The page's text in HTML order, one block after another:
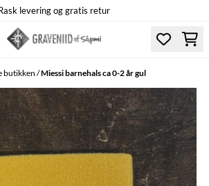
levering og gratis retur
butikken /Miessi barnehals ca 0-2 år gul